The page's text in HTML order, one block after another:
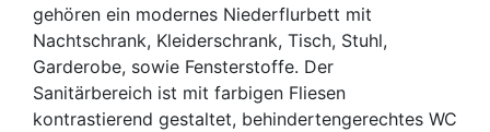
gehören ein modernes Niederflurbett mit
Nachtschrank, Kleiderschrank, Tisch, Stuhl,
Garderobe, sowie Fensterstoffe. Der
Sanitärbereich ist mit farbigen Fliesen
kontrastierend gestaltet, behindertengerechtes WC